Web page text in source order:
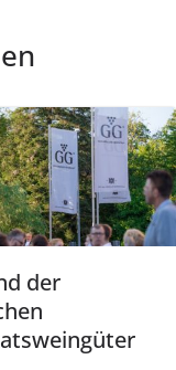
der